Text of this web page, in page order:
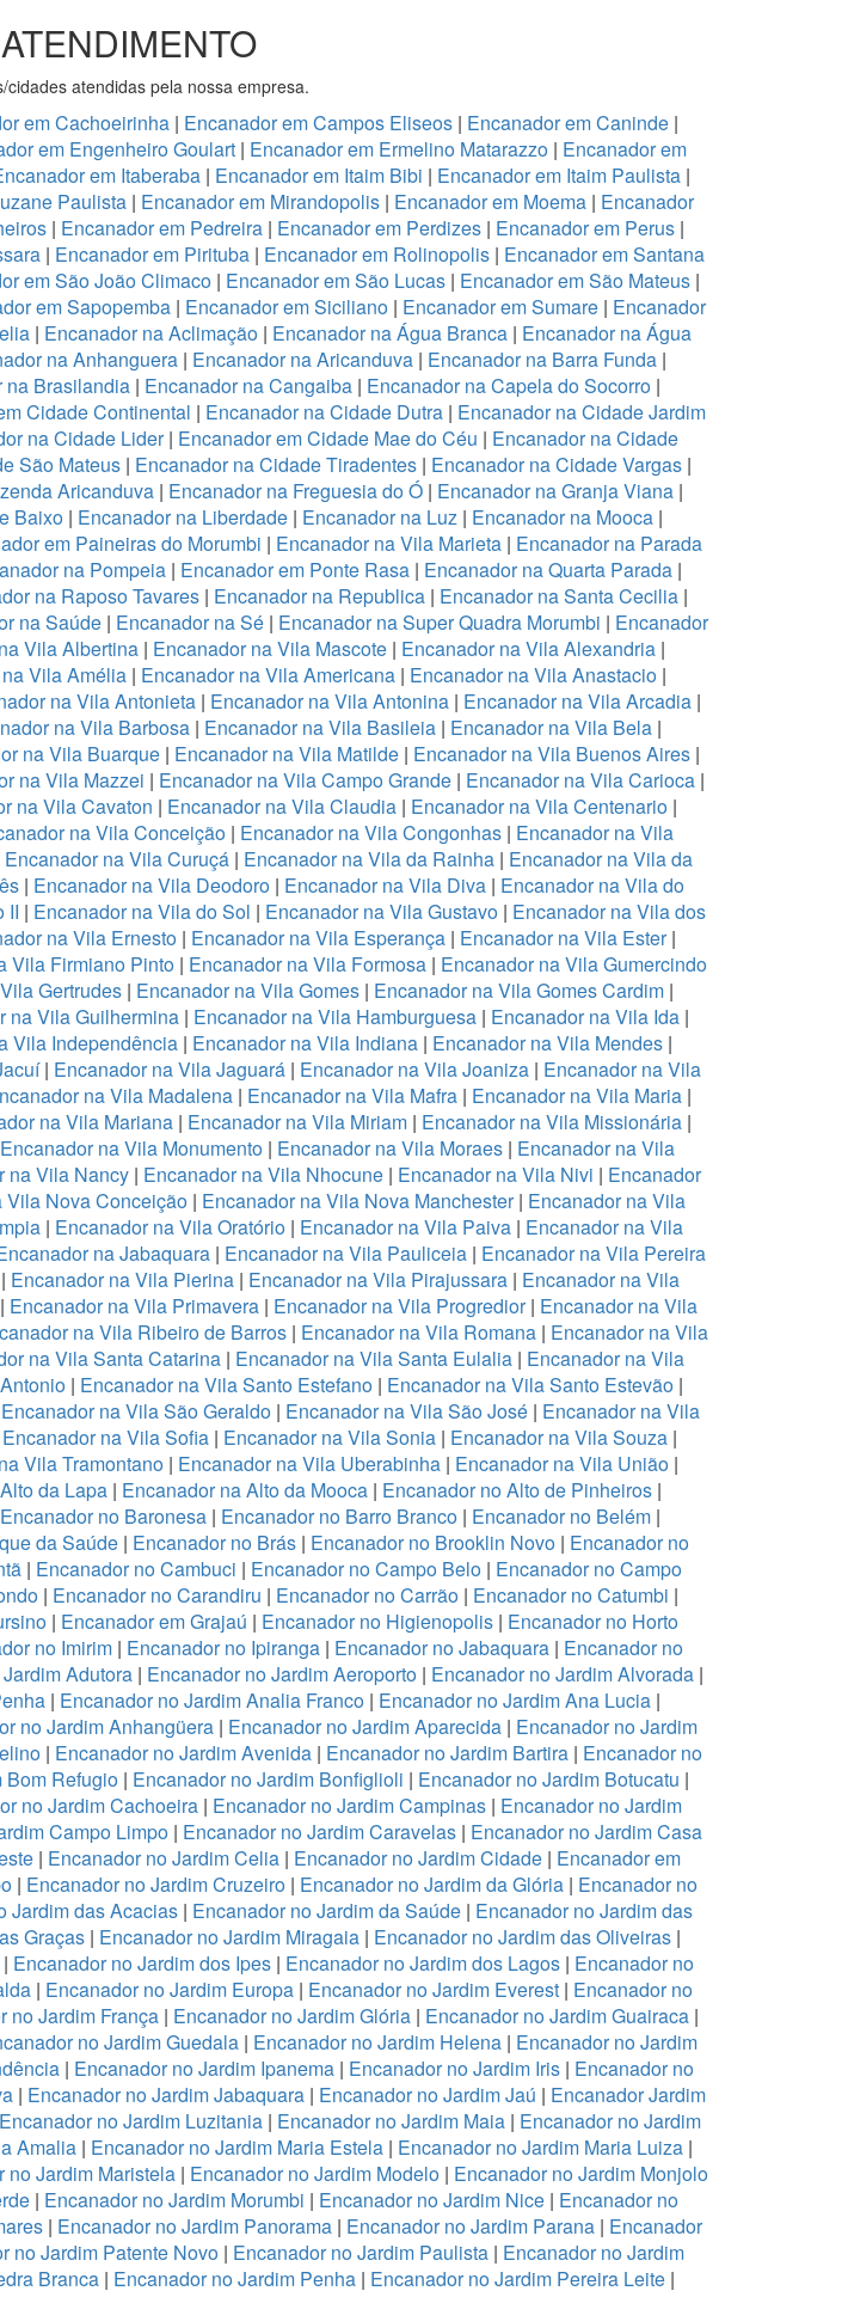
atendidas pela nossa empresa.
em Cachoeirinha| Encanador em Campos Eliseos | Encanador em Caninde|
em Engenheiro Goulart | Encanador em Ermelino Matarazzo | Encanador em
em Itaberaba | Encanador em Itaim Bibi | Encanador em Itaim Paulista |
Paulista | Encanador em Mirandopolis| Encanador em Moema| Encanador
| Encanador em Pedreira| Encanador em Perdizes| Encanador em Perus|
| Encanador em Pirituba | Encanador em Rolinopolis | Encanador em Santana
em São João Climaco| Encanador em São Lucas| Encanador em São Mateus |
em Sapopemba | Encanador em Siciliano | Encanador em Sumare | Encanador
| Encanador na Aclimação| Encanador na Água Branca| Encanador na Água
na Anhanguera| Encanador na Aricanduva| Encanador na Barra Funda |
na Brasilandia| Encanador na Cangaiba| Encanador na Capela do Socorro |
Cidade Continental | Encanador na Cidade Dutra | Encanador na Cidade Jardim
na Cidade Lider| Encanador em Cidade Mae do Céu | Encanador na Cidade
São Mateus| Encanador na Cidade Tiradentes| Encanador na Cidade Vargas |
Aricanduva | Encanador na Freguesia do Ó | Encanador na Granja Viana |
Baixo | Encanador na Liberdade | Encanador na Luz | Encanador na Mooca |
em Paineiras do Morumbi | Encanador na Vila Marieta| Encanador na Parada
na Pompeia| Encanador em Ponte Rasa| Encanador na Quarta Parada|
na Raposo Tavares| Encanador na Republica| Encanador na Santa Cecilia|
na Saúde| Encanador na Sé| Encanador na Super Quadra Morumbi | Encanador
Vila Albertina | Encanador na Vila Mascote | Encanador na Vila Alexandria |
Vila Amélia | Encanador na Vila Americana| Encanador na Vila Anastacio|
na Vila Antonieta | Encanador na Vila Antonina | Encanador na Vila Arcadia |
na Vila Barbosa| Encanador na Vila Basileia| Encanador na Vila Bela|
na Vila Buarque | Encanador na Vila Matilde | Encanador na Vila Buenos Aires |
na Vila Mazzei | Encanador na Vila Campo Grande | Encanador na Vila Carioca |
na Vila Cavaton | Encanador na Vila Claudia | Encanador na Vila Centenario |
na Vila Conceição| Encanador na Vila Congonhas| Encanador na Vila
Encanador na Vila Curuçá | Encanador na Vila da Rainha | Encanador na Vila da
| Encanador na Vila Deodoro | Encanador na Vila Diva | Encanador na Vila do
II | Encanador na Vila do Sol | Encanador na Vila Gustavo| Encanador na Vila dos
na Vila Ernesto | Encanador na Vila Esperança | Encanador na Vila Ester|
Vila Firmiano Pinto | Encanador na Vila Formosa | Encanador na Vila Gumercindo
Gertrudes| Encanador na Vila Gomes| Encanador na Vila Gomes Cardim|
na Vila Guilhermina| Encanador na Vila Hamburguesa| Encanador na Vila Ida|
Vila Independência| Encanador na Vila Indiana| Encanador na Vila Mendes|
| Encanador na Vila Jaguará| Encanador na Vila Joaniza| Encanador na Vila
na Vila Madalena| Encanador na Vila Mafra | Encanador na Vila Maria|
na Vila Mariana| Encanador na Vila Miriam| Encanador na Vila Missionária|
Encanador na Vila Monumento | Encanador na Vila Moraes | Encanador na Vila
na Vila Nancy| Encanador na Vila Nhocune| Encanador na Vila Nivi | Encanador
Vila Nova Conceição | Encanador na Vila Nova Manchester| Encanador na Vila
| Encanador na Vila Oratório| Encanador na Vila Paiva| Encanador na Vila
na Jabaquara | Encanador na Vila Pauliceia | Encanador na Vila Pereira
Encanador na Vila Pierina| Encanador na Vila Pirajussara| Encanador na Vila
Encanador na Vila Primavera| Encanador na Vila Progredior| Encanador na Vila
na Vila Ribeiro de Barros| Encanador na Vila Romana| Encanador na Vila
na Vila Santa Catarina | Encanador na Vila Santa Eulalia | Encanador na Vila
| Encanador na Vila Santo Estefano | Encanador na Vila Santo Estevão |
Encanador na Vila São Geraldo| Encanador na Vila São José| Encanador na Vila
Encanador na Vila Sofia| Encanador na Vila Sonia| Encanador na Vila Souza|
Vila Tramontano| Encanador na Vila Uberabinha| Encanador na Vila União|
da Lapa | Encanador na Alto da Mooca | Encanador no Alto de Pinheiros |
Encanador no Baronesa | Encanador no Barro Branco | Encanador no Belém |
da Saúde| Encanador no Brás| Encanador no Brooklin Novo| Encanador no
| Encanador no Cambuci | Encanador no Campo Belo | Encanador no Campo
| Encanador no Carandiru | Encanador no Carrão | Encanador no Catumbi |
| Encanador em Grajaú | Encanador no Higienopolis| Encanador no Horto
no Imirim | Encanador no Ipiranga | Encanador no Jabaquara | Encanador no
Adutora | Encanador no Jardim Aeroporto | Encanador no Jardim Alvorada |
| Encanador no Jardim Analia Franco | Encanador no Jardim Ana Lucia |
no Jardim Anhangüera | Encanador no Jardim Aparecida | Encanador no Jardim
| Encanador no Jardim Avenida| Encanador no Jardim Bartira| Encanador no
Bom Refugio | Encanador no Jardim Bonfiglioli | Encanador no Jardim Botucatu |
no Jardim Cachoeira| Encanador no Jardim Campinas| Encanador no Jardim
Campo Limpo | Encanador no Jardim Caravelas | Encanador no Jardim Casa
| Encanador no Jardim Celia | Encanador no Jardim Cidade | Encanador em
| Encanador no Jardim Cruzeiro| Encanador no Jardim da Glória| Encanador no
Jardim das Acacias| Encanador no Jardim da Saúde| Encanador no Jardim das
Graças | Encanador no Jardim Miragaia | Encanador no Jardim das Oliveiras |
| Encanador no Jardim dos Ipes | Encanador no Jardim dos Lagos | Encanador no
| Encanador no Jardim Europa | Encanador no Jardim Everest | Encanador no
no Jardim França| Encanador no Jardim Glória| Encanador no Jardim Guairaca|
no Jardim Guedala | Encanador no Jardim Helena | Encanador no Jardim
| Encanador no Jardim Ipanema| Encanador no Jardim Iris| Encanador no
| Encanador no Jardim Jabaquara| Encanador no Jardim Jaú | Encanador Jardim
Encanador no Jardim Luzitania | Encanador no Jardim Maia | Encanador no Jardim
Amalia | Encanador no Jardim Maria Estela | Encanador no Jardim Maria Luiza |
no Jardim Maristela| Encanador no Jardim Modelo| Encanador no Jardim Monjolo
| Encanador no Jardim Morumbi | Encanador no Jardim Nice| Encanador no
| Encanador no Jardim Panorama| Encanador no Jardim Parana| Encanador
no Jardim Patente Novo | Encanador no Jardim Paulista | Encanador no Jardim
Branca| Encanador no Jardim Penha| Encanador no Jardim Pereira Leite|